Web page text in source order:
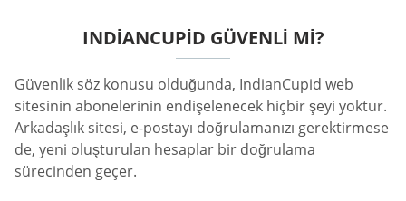
INDIANCUPID GÜVENLI MI?
Güvenlik söz konusu olduğunda, IndianCupid web
sitesinin abonelerinin endişelenecek hiçbir şeyi yoktur.
Arkadaşlık sitesi, e-postayı doğrulamanızı gerektirmese
de, yeni oluşturulan hesaplar bir doğrulama
sürecinden geçer.